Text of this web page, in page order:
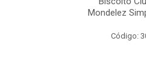
Mondelez
Código: